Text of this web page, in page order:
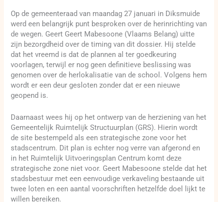
Op de gemeenteraad van maandag 27 januari in Diksmuide
werd een belangrijk punt besproken over de herinrichting van
de wegen. Geert Geert Mabesoone (Vlaams Belang) uitte
zijn bezorgdheid over de timing van dit dossier. Hij stelde
dat het vreemd is dat de plannen al ter goedkeuring
voorlagen, terwijl er nog geen definitieve beslissing was
genomen over de herlokalisatie van de school. Volgens hem
wordt er een deur gesloten zonder dat er een nieuwe
geopend is.
Daarnaast wees hij op het ontwerp van de herziening van het
Gemeentelijk Ruimtelijk Structuurplan (GRS). Hierin wordt
de site bestempeld als een strategische zone voor het
stadscentrum. Dit plan is echter nog verre van afgerond en
in het Ruimtelijk Uitvoeringsplan Centrum komt deze
strategische zone niet voor. Geert Mabesoone stelde dat het
stadsbestuur met een eenvoudige verkaveling bestaande uit
twee loten en een aantal voorschriften hetzelfde doel lijkt te
willen bereiken.